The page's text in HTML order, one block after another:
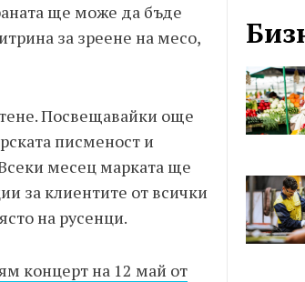
ще може да бъде
за зреене на месо,
Посвещавайки още
писменост и
месец марката ще
за клиентите от всички
на русенци.
концерт на 12 май от